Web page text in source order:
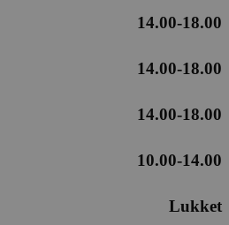
14.00-18.00
14.00-18.00
14.00-18.00
10.00-14.00
Lukket